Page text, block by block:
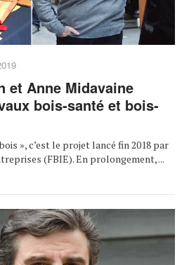
et Anne Midavaine
bois-santé et bois-
», c’est le projet lancé fin 2018 par
(FBIE). En prolongement, ...